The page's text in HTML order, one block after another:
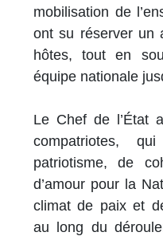
mobilisation de
ont su réserver un
hôtes, tout en
équipe nationale
Le Chef de l’État
compatriotes,
patriotisme, de
d’amour pour la
climat de paix et
au long du